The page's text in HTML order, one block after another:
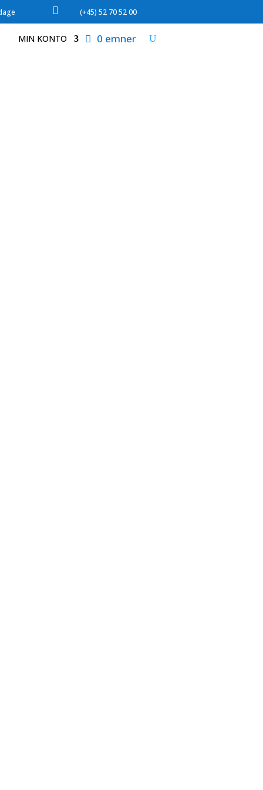
 (+45) 52 70 52 00
MIN KONTO 0 emner